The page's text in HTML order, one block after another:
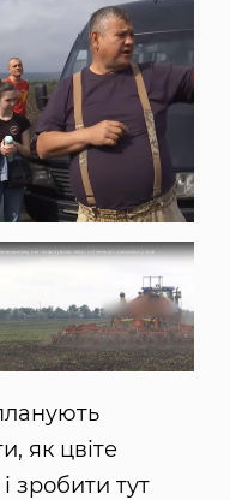
як цвіте
зробити тут